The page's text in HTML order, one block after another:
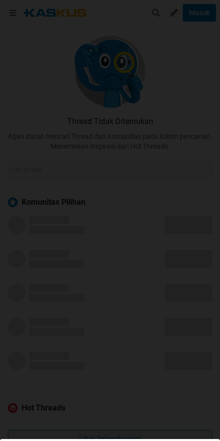
Masuk
Thread Tidak Ditemukan
Agan dapat mencari Thread dan Komunitas pada kolom pencarian.
Menemukan inspirasi dari Hot Threads.
Komunitas Pilihan
Hot Threads
Lihat Selengkapnya